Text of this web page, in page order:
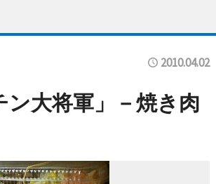
2010.04.02
大将軍」－焼き肉